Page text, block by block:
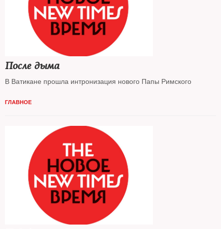
После дыма
В Ватикане прошла интронизация нового Папы Римского
ГЛАВНОЕ